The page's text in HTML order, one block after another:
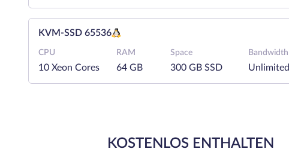
KVM-SSD 65536
CPU
10 Xeon Cores
RAM
64 GB
Space
300 GB SSD
Bandwidth
Unlimited
KOSTENLOS ENTHALTEN